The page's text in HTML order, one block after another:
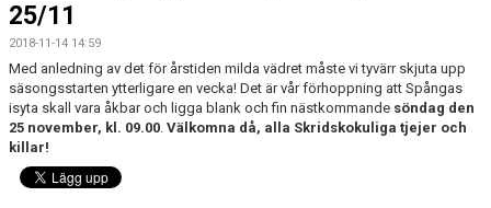
DOKUMENT
KONTAKT
25/11
2018-11-14 14:59
Med anledning av det för årstiden milda vädret måste vi tyvärr skjuta upp
säsongsstarten ytterligare en vecka! Det är vår förhoppning att Spångas
isyta skall vara åkbar och ligga blank och fin nästkommande söndag den
25 november, kl. 09.00. Välkomna då, alla Skridskokuliga tjejer och
killar!